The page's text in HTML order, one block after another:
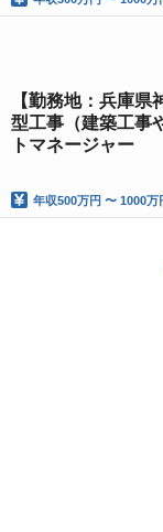
【勤務地：兵庫
型工事（建築工事
トマネージャー
年収500万円 〜 1000万